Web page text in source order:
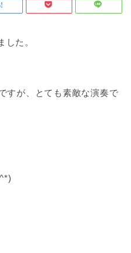
した。
すが、とても素敵な演奏で